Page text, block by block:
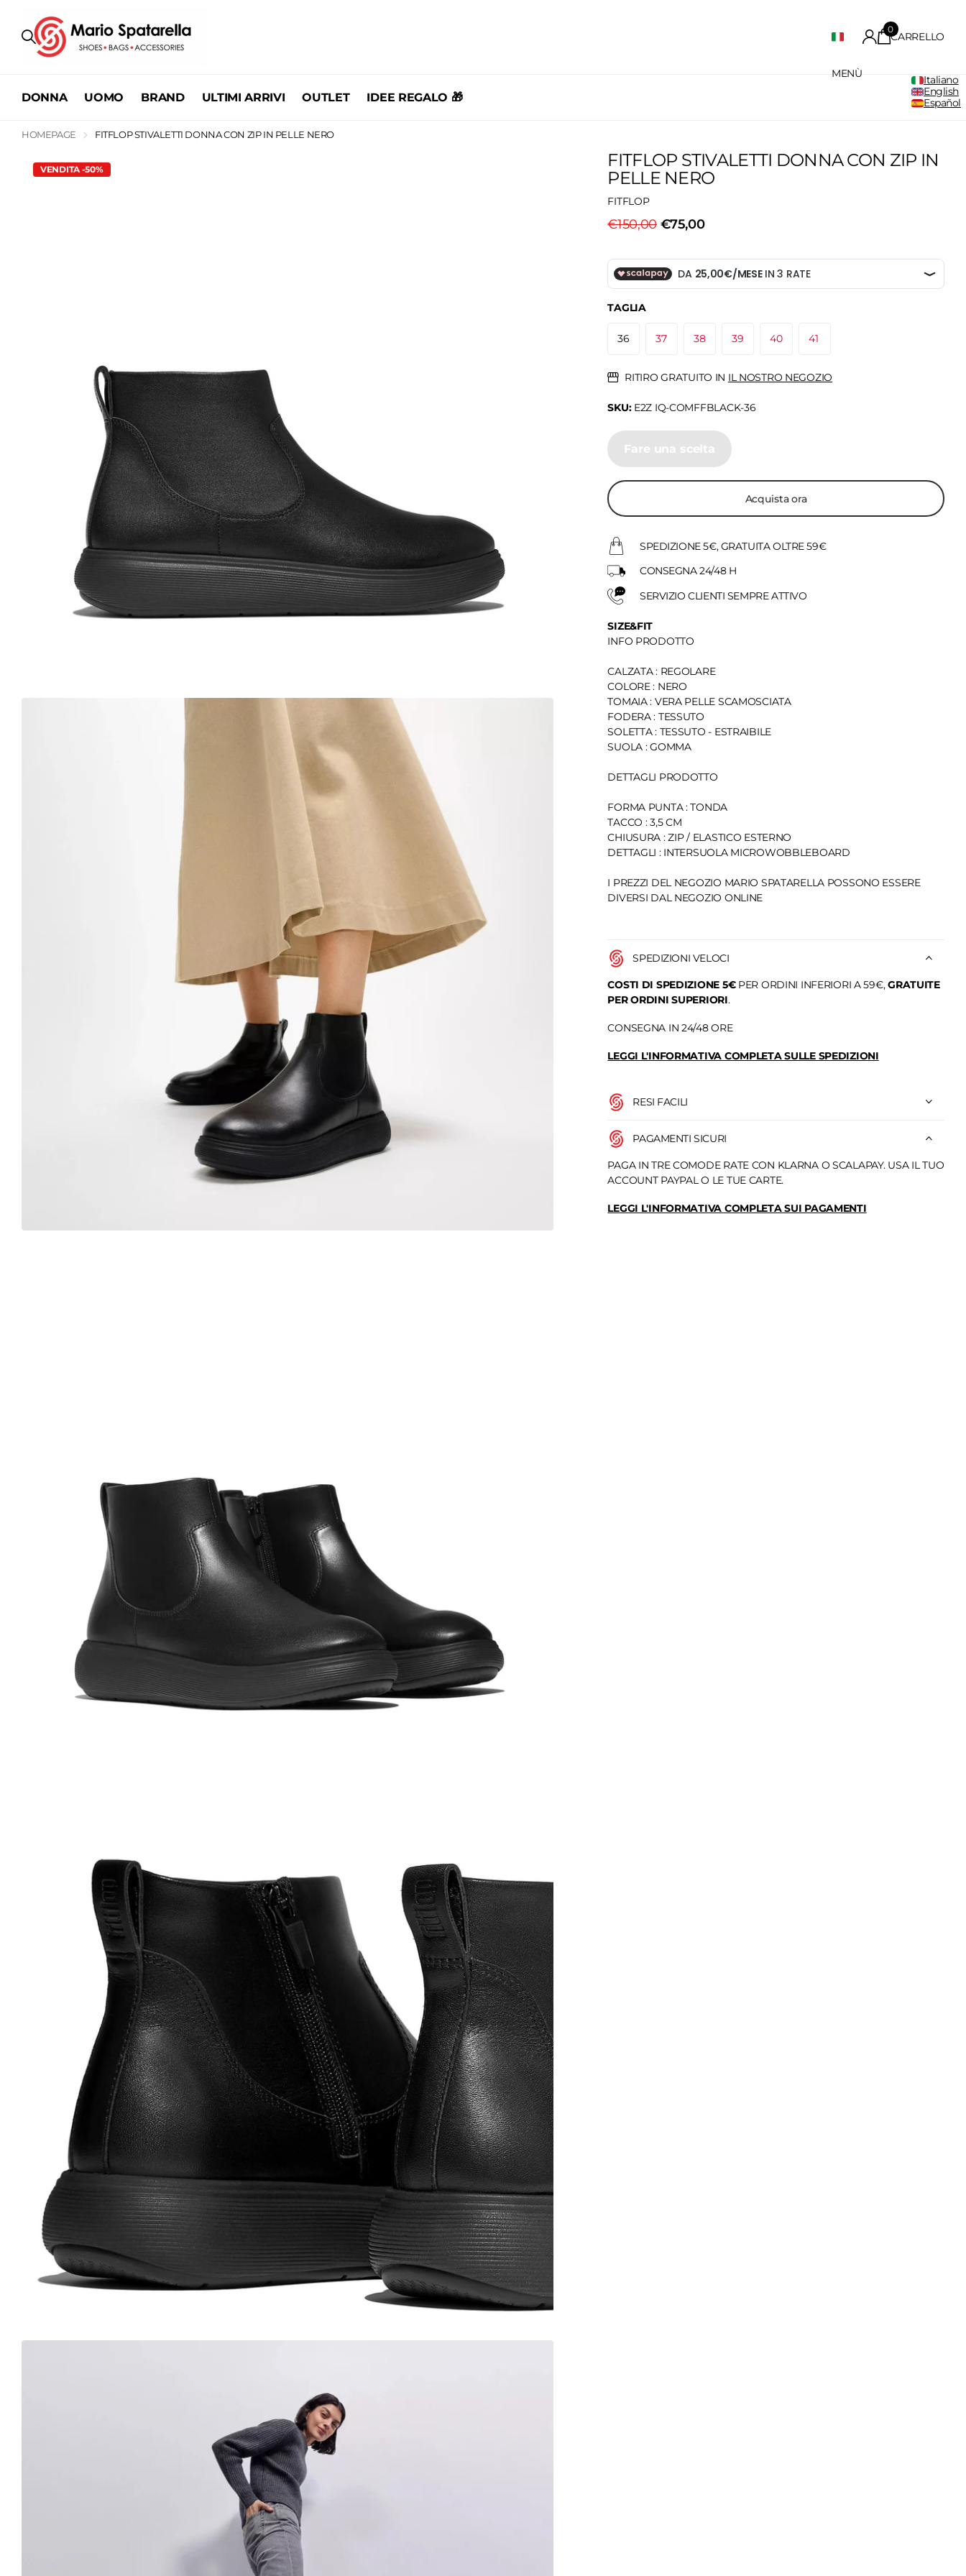
MENÙ
CARRELLO
0
DONNA UOMO BRAND ULTIMI ARRIVI OUTLET IDEE REGALO 🎁
Italiano
English
Español
HOMEPAGE FITFLOP STIVALETTI DONNA CON ZIP IN PELLE NERO
VENDITA -50%
FITFLOP STIVALETTI DONNA CON ZIP IN
PELLE NERO
FITFLOP
€150,00€75,00
TAGLIA
36 37 38 39 40 41
RITIRO GRATUITO IN IL NOSTRO NEGOZIO
SKU:E2Z IQ-COMFFBLACK-36
Fare una scelta
Acquista ora
SPEDIZIONE 5€, GRATUITA OLTRE 59€
CONSEGNA 24/48 H
SERVIZIO CLIENTI SEMPRE ATTIVO
SIZE&FIT
INFO PRODOTTO
CALZATA : REGOLARE
COLORE : NERO
TOMAIA : VERA PELLE SCAMOSCIATA
FODERA : TESSUTO
SOLETTA : TESSUTO - ESTRAIBILE
SUOLA : GOMMA
DETTAGLI PRODOTTO
FORMA PUNTA : TONDA
TACCO : 3,5 CM
CHIUSURA : ZIP / ELASTICO ESTERNO
DETTAGLI : INTERSUOLA MICROWOBBLEBOARD
I PREZZI DEL NEGOZIO MARIO SPATARELLA POSSONO ESSERE
DIVERSI DAL NEGOZIO ONLINE
SPEDIZIONI VELOCI
COSTI DI SPEDIZIONE 5€PER ORDINI INFERIORI A 59€,GRATUITE
PER ORDINI SUPERIORI.
CONSEGNA IN 24/48 ORE
LEGGI L'INFORMATIVA COMPLETA SULLE SPEDIZIONI
RESI FACILI
PAGAMENTI SICURI
PAGA IN TRE COMODE RATE CON KLARNA O SCALAPAY. USA IL TUO
ACCOUNT PAYPAL O LE TUE CARTE.
LEGGI L'INFORMATIVA COMPLETA SUI PAGAMENTI